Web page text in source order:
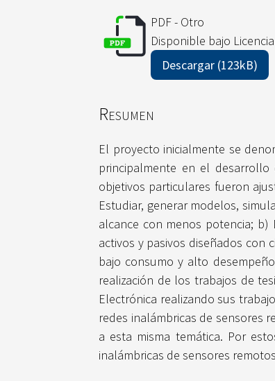
PDF - Otro
Disponible bajo Licencia
Descargar (123kB)
Resumen
El proyecto inicialmente se
principalmente en el
objetivos particulares fueron
Estudiar, generar modelos,
alcance con menos potencia;
activos y pasivos diseñados con
bajo consumo y alto
realización de los trabajos de
Electrónica realizando sus
redes inalámbricas de sensores
a esta misma temática. Por
inalámbricas de sensores